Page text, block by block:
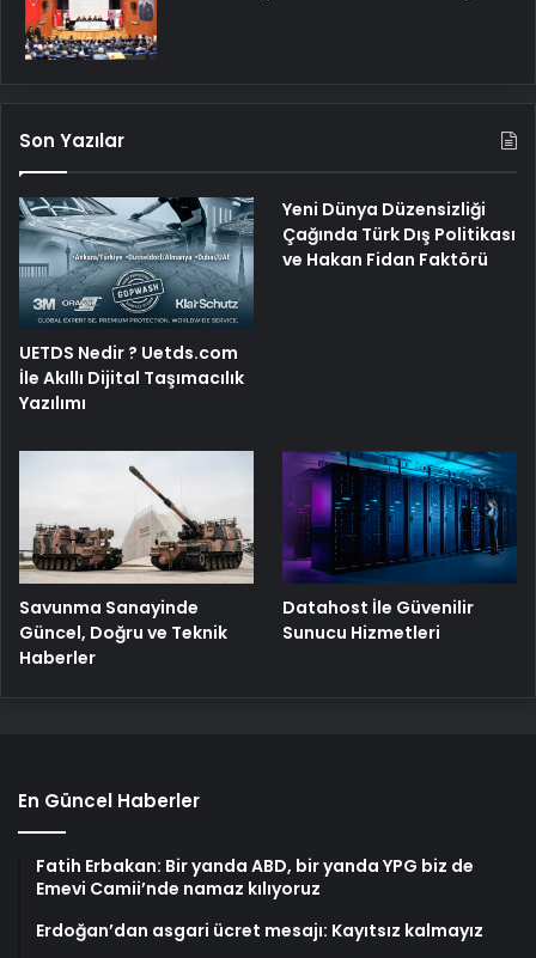
Son Yazılar
UETDS Nedir ? Uetds.com
İle Akıllı Dijital Taşımacılık
Yazılımı
Yeni Dünya Düzensizliği
Çağında Türk Dış Politikası
ve Hakan Fidan Faktörü
Savunma Sanayinde
Güncel, Doğru ve Teknik
Haberler
Datahost İle Güvenilir
Sunucu Hizmetleri
En Güncel Haberler
Fatih Erbakan: Bir yanda ABD, bir yanda YPG biz de
Emevi Camii’nde namaz kılıyoruz
Erdoğan’dan asgari ücret mesajı: Kayıtsız kalmayız